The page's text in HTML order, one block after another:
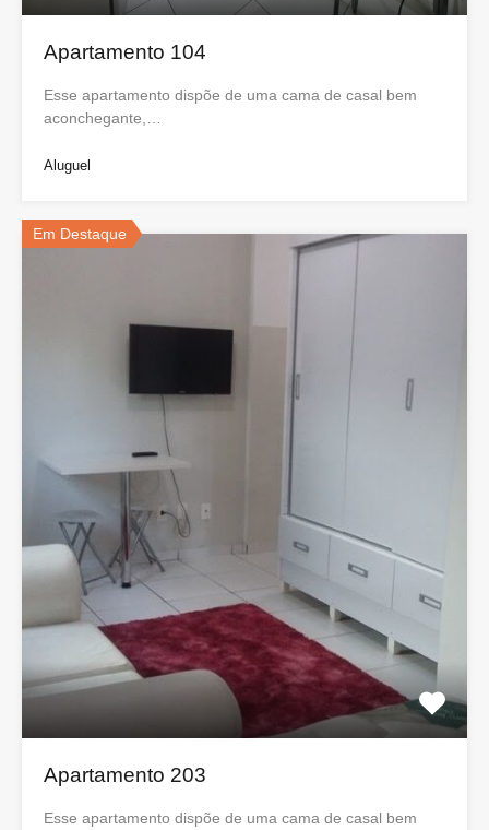
Apartamento 104
Esse apartamento dispõe de uma cama de casal bem
aconchegante,…
Aluguel
Em Destaque
Apartamento 203
Esse apartamento dispõe de uma cama de casal bem